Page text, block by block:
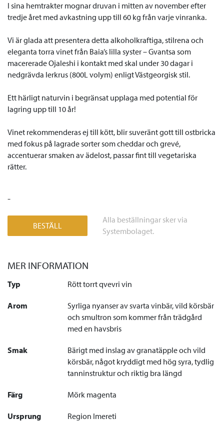
I sina hemtrakter mognar druvan i mitten av november efter
tredje året med avkastning upp till 60 kg från varje vinranka.
Vi är glada att presentera detta alkoholkraftiga, stilrena och
eleganta torra vinet från Baia’s lilla syster – Gvantsa som
macererade Ojaleshi i kontakt med skal under 30 dagar i
nedgrävda lerkrus (800L volym) enligt Västgeorgisk stil.
Ett härligt naturvin i begränsat upplaga med potential för
lagring upp till 10 år!
Vinet rekommenderas ej till kött, blir suveränt gott till ostbricka
med fokus på lagrade sorter som cheddar och grevé,
accentuerar smaken av ädelost, passar fint till vegetariska
rätter.
-
BESTÄLL
Alla beställningar sker via
Systembolaget.
MER INFORMATION
Typ Rött torrt qvevri vin
Arom
Syrliga nyanser av svarta vinbär, vild körsbär
och smultron som kommer från trädgård
med en havsbris
Smak
Bärigt med inslag av granatäpple och vild
körsbär, något kryddigt med hög syra, tydlig
tanninstruktur och riktig bra längd
Färg Mörk magenta
Ursprung Region Imereti